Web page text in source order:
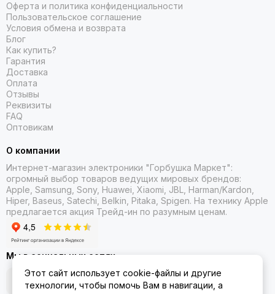
Оферта и политика конфиденциальности
Пользовательское соглашение
Условия обмена и возврата
Блог
Как купить?
Гарантия
Доставка
Оплата
Отзывы
Реквизиты
FAQ
Оптовикам
О компании
Интернет-магазин электроники "Горбушка Маркет":
огромный выбор товаров ведущих мировых брендов:
Apple, Samsung, Sony, Huawei, Xiaomi, JBL, Harman/Kardon,
Hiper, Baseus, Satechi, Belkin, Pitaka, Spigen. На технику Apple
предлагается акция Трейд-ин по разумным ценам.
Мы в социальных сетях
Этот сайт использует cookie-файлы и другие
технологии, чтобы помочь Вам в навигации, а